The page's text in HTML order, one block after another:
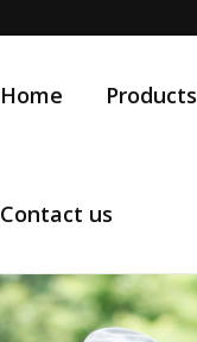
Home Products
Contact us